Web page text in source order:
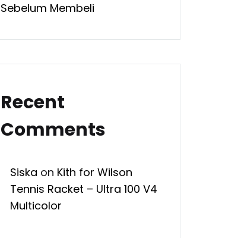
Sebelum Membeli
Recent
Comments
Siska on Kith for Wilson
Tennis Racket – Ultra 100 V4
Multicolor